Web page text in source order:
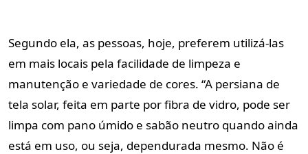
Segundo ela, as pessoas, hoje, preferem utilizá-las
em mais locais pela facilidade de limpeza e
manutenção e variedade de cores. “A persiana de
tela solar, feita em parte por fibra de vidro, pode ser
limpa com pano úmido e sabão neutro quando ainda
está em uso, ou seja, dependurada mesmo. Não é